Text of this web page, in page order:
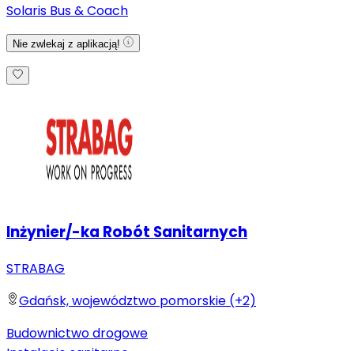
Solaris Bus & Coach
Nie zwlekaj z aplikacją!
Inżynier/-ka Robót Sanitarnych
STRABAG
Gdańsk, województwo pomorskie (+2)
Budownictwo drogowe